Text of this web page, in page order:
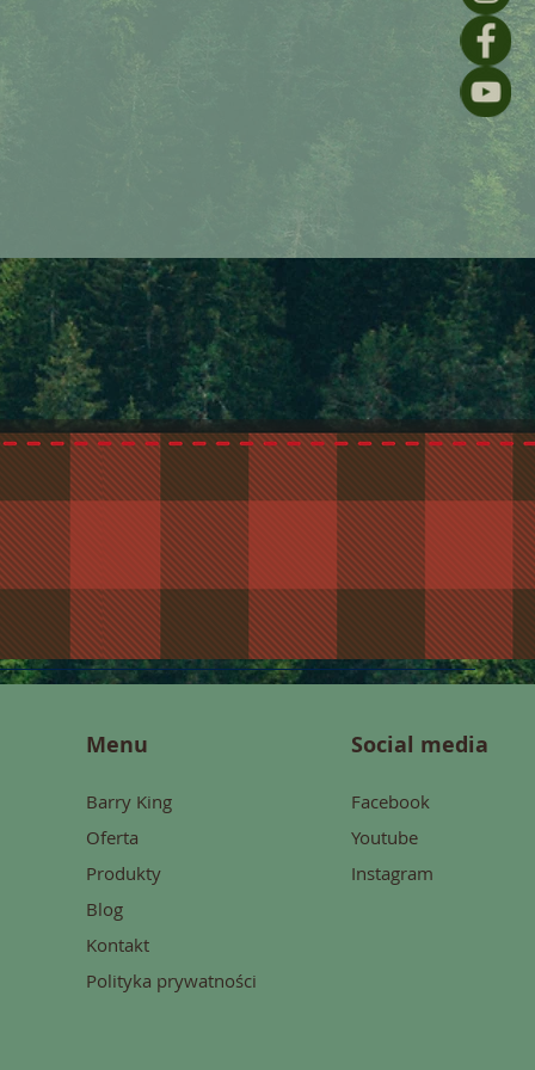
Menu
Barry King
Oferta
Produkty
Blog
Kontakt
Polityka prywatności
Social media
Facebook
Youtube
Instagram